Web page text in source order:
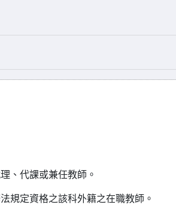
、代課或兼任教師。
規定資格之該科外籍之在職教師。